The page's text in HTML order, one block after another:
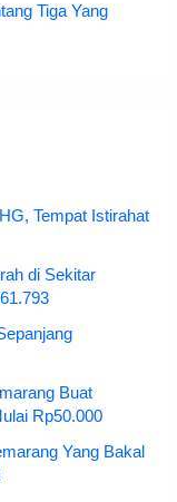
Tiga Yang
Tempat Istirahat
di Sekitar
Buat
Rp50.000
Yang Bakal